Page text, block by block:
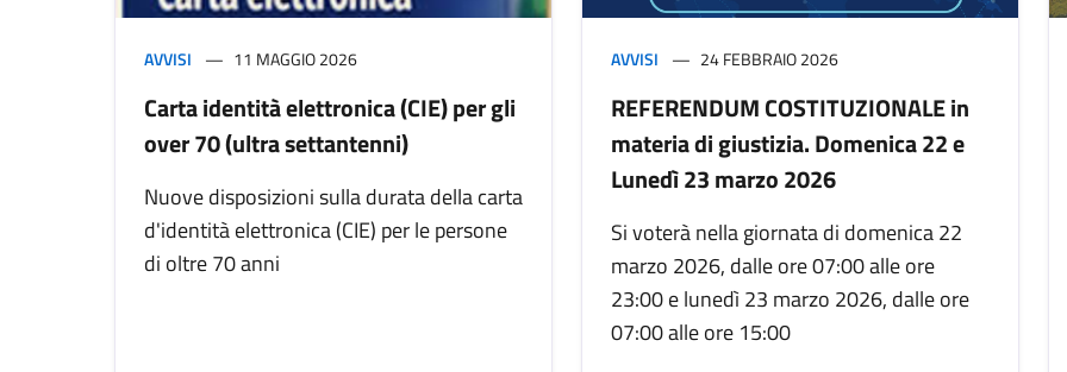
AVVISI 11 MAGGIO 2026
Carta identità elettronica (CIE) per gli
over 70 (ultra settantenni)
Nuove disposizioni sulla durata della carta
d'identità elettronica (CIE) per le persone
di oltre 70 anni
AVVISI 24 FEBBRAIO 2026
REFERENDUM COSTITUZIONALE in
materia di giustizia. Domenica 22 e
Lunedì 23 marzo 2026
Si voterà nella giornata di domenica 22
marzo 2026, dalle ore 07:00 alle ore
23:00 e lunedì 23 marzo 2026, dalle ore
07:00 alle ore 15:00